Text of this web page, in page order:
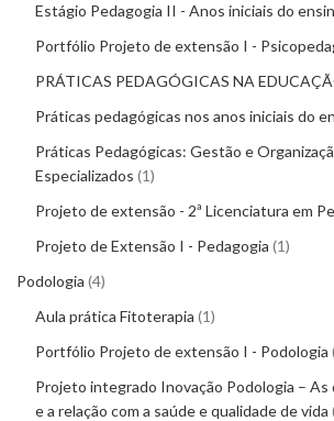
Estágio Pedagogia II - Anos iniciais do
Portfólio Projeto de extensão I -
PRÁTICAS PEDAGÓGICAS NA
Práticas pedagógicas nos anos iniciais do
Práticas Pedagógicas: Gestão e
Especializados 1
Projeto de extensão - 2ª Licenciatura em
Projeto de Extensão I - Pedagogia 1
Podologia 4
Aula prática Fitoterapia 1
Portfólio Projeto de extensão I - Podologia
Projeto integrado Inovação Podologia – As
e a relação com a saúde e qualidade de vida